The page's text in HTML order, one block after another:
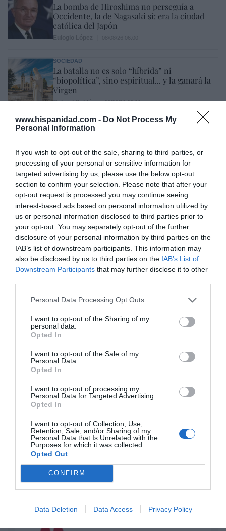
www.hispanidad.com - Do Not Process My
Personal Information
If you wish to opt-out of the sale, sharing to third parties, or
processing of your personal or sensitive information for
targeted advertising by us, please use the below opt-out
section to confirm your selection. Please note that after your
opt-out request is processed you may continue seeing
interest-based ads based on personal information utilized by
us or personal information disclosed to third parties prior to
your opt-out. You may separately opt-out of the further
disclosure of your personal information by third parties on the
IAB’s list of downstream participants. This information may
also be disclosed by us to third parties on the IAB’s List of
Downstream Participants that may further disclose it to other
Personal Data Processing Opt Outs
I want to opt-out of the Sharing of my
personal data.
Opted In
I want to opt-out of the Sale of my
Personal Data.
Opted In
I want to opt-out of processing my
Personal Data for Targeted Advertising.
Opted In
I want to opt-out of Collection, Use,
Retention, Sale, and/or Sharing of my
Personal Data that Is Unrelated with the
Purposes for which it was collected.
Opted Out
CONFIRM
Data Deletion Data Access Privacy Policy
La bomba de Hiroshima no perseguía a
Occidente, la de Nagasaki sí: era la ciudad
católica del Japón
SOCIEDAD
La batalla no es solo “híbrida” ni
“biopolítica”, sino espiritual... y la ganará la
Virgen
Gabriel Galdón 08/08/26 06:00
SOCIEDAD
Eslovaquia no admite el gaymonio...
Eulogio López
Marcelo Gullo: “El trabajo de desmitificar la
historia, de poner la verdadera, de
desmontar la falsificación, es un trabajo
cristiano"
por Hispanidad
Artículos anteriores
Diario de la corrupción sanchista. Hazte
Oír se manifiesta delante de La Mareta:
“Pedro Sánchez es un criminal”
por Redacción
Artículos anteriores
Opinión
Enormes minucias
por Eulogio López